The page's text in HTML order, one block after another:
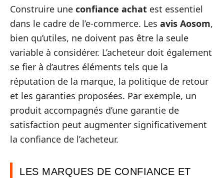
Construire une confiance achat est essentiel
dans le cadre de l’e-commerce. Les avis Aosom,
bien qu’utiles, ne doivent pas être la seule
variable à considérer. L’acheteur doit également
se fier à d’autres éléments tels que la
réputation de la marque, la politique de retour
et les garanties proposées. Par exemple, un
produit accompagnés d’une garantie de
satisfaction peut augmenter significativement
la confiance de l’acheteur.
LES MARQUES DE CONFIANCE ET